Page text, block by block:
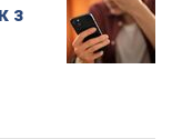
з